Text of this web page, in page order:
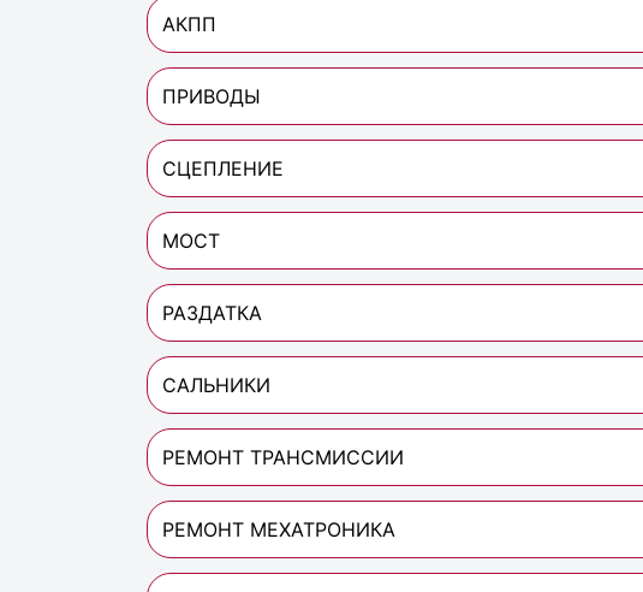
АКПП
ПРИВОДЫ
СЦЕПЛЕНИЕ
МОСТ
РАЗДАТКА
САЛЬНИКИ
РЕМОНТ ТРАНСМИССИИ
РЕМОНТ МЕХАТРОНИКА